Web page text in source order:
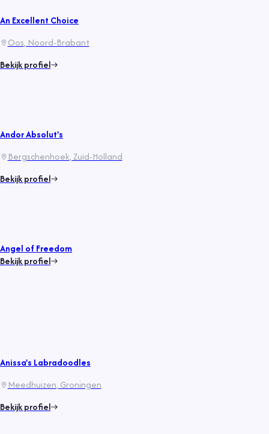
An Excellent Choice
Oos, Noord-Brabant
Bekijk profiel
Andor Absolut's
Bergschenhoek, Zuid-Holland
Bekijk profiel
Angel of Freedom
Bekijk profiel
Anissa's Labradoodles
Meedhuizen, Groningen
Bekijk profiel